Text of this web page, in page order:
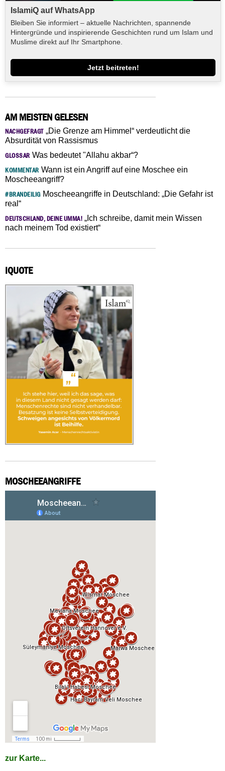
IslamiQ auf WhatsApp
Bleiben Sie informiert – aktuelle Nachrichten, spannende
Hintergründe und inspirierende Geschichten rund um Islam und
Muslime direkt auf Ihr Smartphone.
Jetzt beitreten!
AM MEISTEN GELESEN
NACHGEFRAGT„Die Grenze am Himmel“ verdeutlicht die
Absurdität von Rassismus
GLOSSAR Was bedeutet "Allahu akbar“?
KOMMENTAR Wann ist ein Angriff auf eine Moschee ein
Moscheeangriff?
#BRANDEILIGMoscheeangriffe in Deutschland: „Die Gefahr ist
real“
DEUTSCHLAND, DEINE UMMA! „Ich schreibe, damit mein Wissen
nach meinem Tod existiert“
IQUOTE
MOSCHEEANGRIFFE
zur Karte...